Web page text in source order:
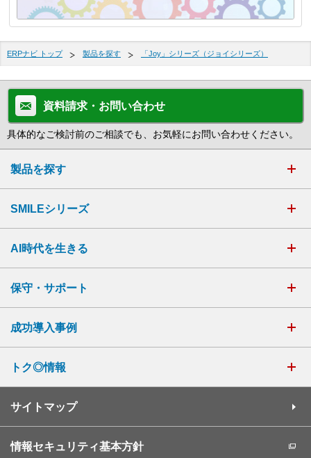
ERPナビ トップ 製品を探す 「Joy」シリーズ（ジョイシリーズ）
資料請求・お問い合わせ
具体的なご検討前のご相談でも、お気軽にお問い合わせください。
製品を探す
SMILEシリーズ
AI時代を生きる
保守・サポート
成功導入事例
トク◎情報
サイトマップ
情報セキュリティ基本方針